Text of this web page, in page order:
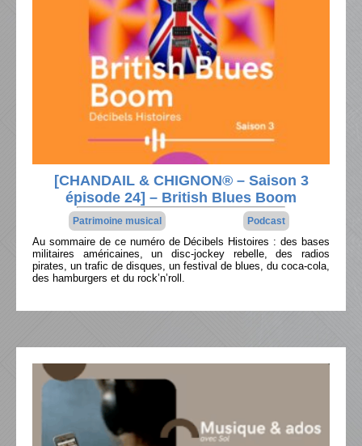
[CHANDAIL & CHIGNON® – Saison 3
épisode 24] – British Blues Boom
Patrimoine musical Podcast
Au sommaire de ce numéro de Décibels Histoires : des bases
militaires américaines, un disc-jockey rebelle, des radios
pirates, un trafic de disques, un festival de blues, du coca-cola,
des hamburgers et du rock’n’roll.